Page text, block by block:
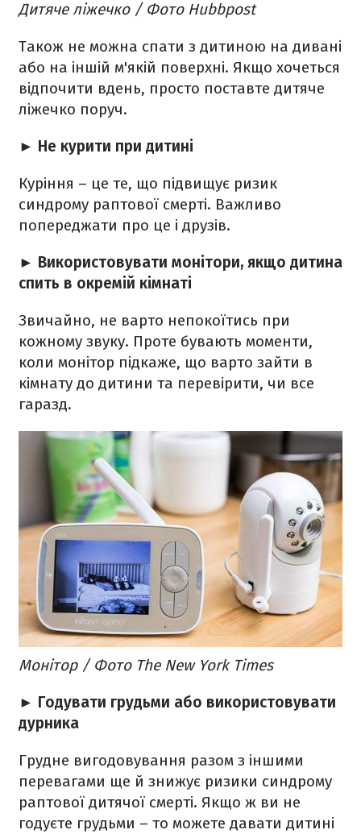
Дитяче ліжечко / Фото Hubbpost​
Також не можна спати з дитиною на дивані
або на іншій м'якій поверхні. Якщо хочеться
відпочити вдень, просто поставте дитяче
ліжечко поруч.
► Не курити при дитині
Куріння – це те, що підвищує ризик
синдрому раптової смерті. Важливо
попереджати про це і друзів.
► Використовувати монітори, якщо дитина
спить в окремій кімнаті
Звичайно, не варто непокоїтись при
кожному звуку. Проте бувають моменти,
коли монітор підкаже, що варто зайти в
кімнату до дитини та перевірити, чи все
гаразд.
Монітор / Фото The New York Times​
► Годувати грудьми або використовувати
дурника
Грудне вигодовування разом з іншими
перевагами ще й знижує ризики синдрому
раптової дитячої смерті. Якщо ж ви не
годуєте грудьми – то можете давати дитині